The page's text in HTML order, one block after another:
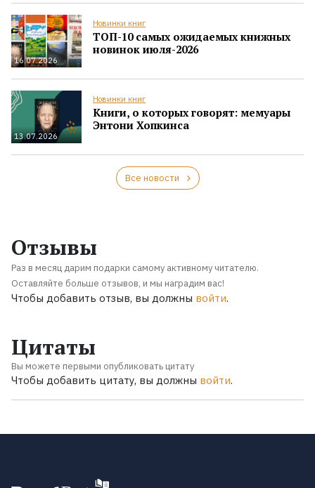
16.07.2026
Новинки книг
ТОП-10 самых ожидаемых книжных
новинок июля-2026
13.07.2026
Новинки книг
Книги, о которых говорят: мемуары
Энтони Хопкинса
Все новости
Отзывы
Раз в месяц дарим подарки самому активному читателю.
Оставляйте больше отзывов, и мы наградим вас!
Чтобы добавить отзыв, вы должны войти.
Цитаты
Вы можете первыми опубликовать цитату
Чтобы добавить цитату, вы должны войти.